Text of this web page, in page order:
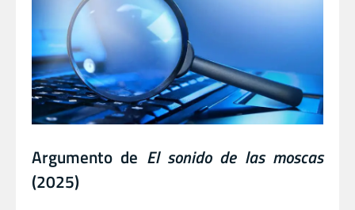
Argumento de El sonido de las moscas
(2025)